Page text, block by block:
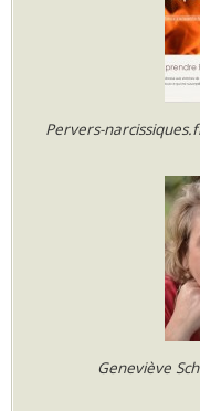
Pervers-
Geneviève